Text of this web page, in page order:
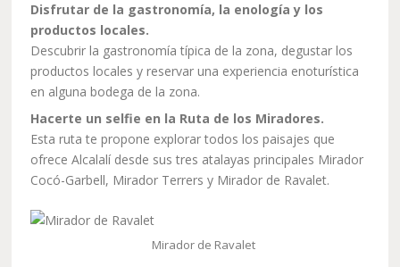
Disfrutar de la gastronomía, la enología y los
productos locales.
Descubrir la gastronomía típica de la zona, degustar los
productos locales y reservar una experiencia enoturística
en alguna bodega de la zona.
Hacerte un selfie en la Ruta de los Miradores.
Esta ruta te propone explorar todos los paisajes que
ofrece Alcalalí desde sus tres atalayas principales Mirador
Cocó-Garbell, Mirador Terrers y Mirador de Ravalet.
Mirador de Ravalet